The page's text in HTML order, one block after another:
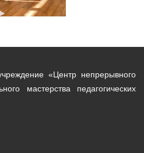
«Центр непрерывного
мастерства педагогических